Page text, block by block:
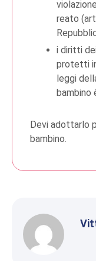
reato
i diritti
protetti
leggi
bambino
Devi adottarlo
bambino.